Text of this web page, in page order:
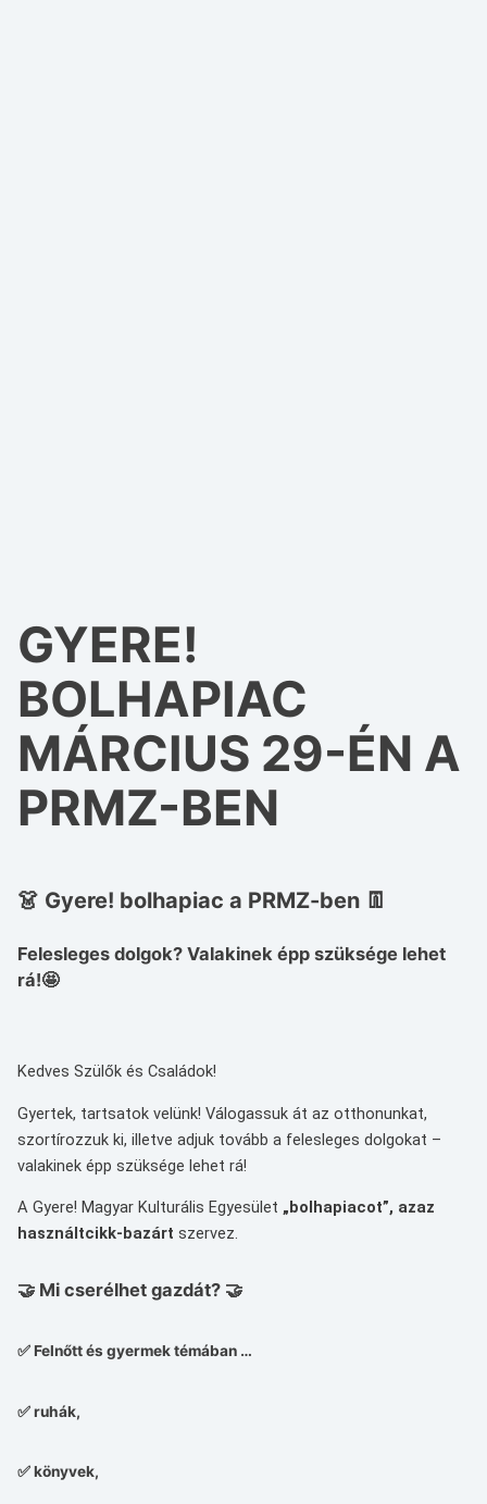
GYERE!
BOLHAPIAC
MÁRCIUS 29-ÉN A
PRMZ-BEN
👗 Gyere! bolhapiac a PRMZ-ben 👖
Felesleges dolgok? Valakinek épp szüksége lehet
rá!🤩
Kedves Szülők és Családok!
Gyertek, tartsatok velünk! Válogassuk át az otthonunkat,
szortírozzuk ki, illetve adjuk tovább a felesleges dolgokat –
valakinek épp szüksége lehet rá!
A Gyere! Magyar Kulturális Egyesület „bolhapiacot”, azaz
használtcikk-bazárt szervez.
🤝 Mi cserélhet gazdát?🤝
✅ Felnőtt és gyermek témában …
✅ ruhák,
✅ könyvek,